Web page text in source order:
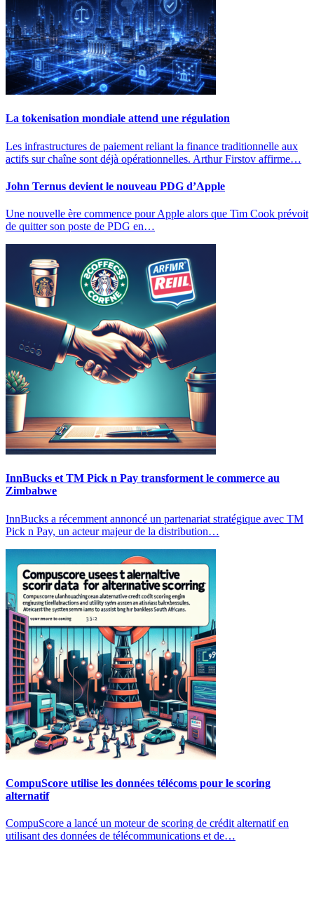
La tokenisation mondiale attend une régulation
Les infrastructures de paiement reliant la finance traditionnelle aux
actifs sur chaîne sont déjà opérationnelles. Arthur Firstov affirme…
John Ternus devient le nouveau PDG d’Apple
Une nouvelle ère commence pour Apple alors que Tim Cook prévoit
de quitter son poste de PDG en…
InnBucks et TM Pick n Pay transforment le commerce au
Zimbabwe
InnBucks a récemment annoncé un partenariat stratégique avec TM
Pick n Pay, un acteur majeur de la distribution…
CompuScore utilise les données télécoms pour le scoring
alternatif
CompuScore a lancé un moteur de scoring de crédit alternatif en
utilisant des données de télécommunications et de…